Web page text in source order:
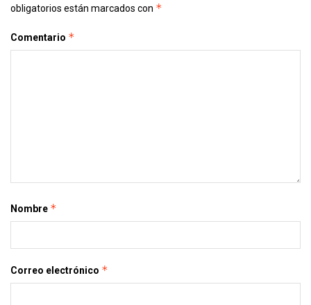
obligatorios están marcados con *
Comentario *
Nombre *
Correo electrónico *